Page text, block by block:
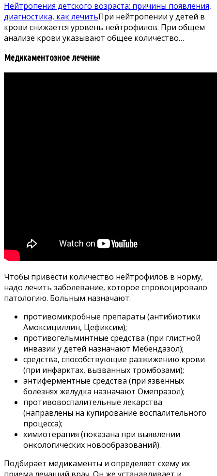
Нейтропения детского возраста: причины появления,
диагностика, как лечитьПри нейтропении у детей в
крови снижается уровень нейтрофилов. При общем
анализе крови указывают общее количество…
Медикаментозное лечение
Чтобы привести количество нейтрофилов в норму,
надо лечить заболевание, которое спровоцировало
патологию. Больным назначают:
противомикробные препараты (антибиотики
Амоксициллин, Цефиксим);
противогельминтные средства (при глистной
инвазии у детей назначают Мебендазол);
средства, способствующие разжижению крови
(при инфарктах, вызванных тромбозами);
антиферментные средства (при язвенных
болезнях желудка назначают Омепразол);
противовоспалительные лекарства
(направлены на купирование воспалительного
процесса);
химиотерапия (показана при выявлении
онкологических новообразований).
Подбирает медикаменты и определяет схему их
приема лечащий врач. Он же устанавливает и